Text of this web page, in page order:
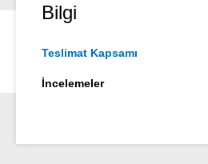
Bilgi
Teslimat Kapsamı
İncelemeler